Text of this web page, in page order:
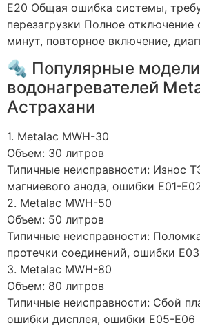
E20 Общая ошибка системы,
перезагрузки Полное отключение
минут, повторное включение,
🔩 Популярные модели
водонагревателей
Астрахани
1. Metalac MWH-30
Объем: 30 литров
Типичные неисправности: Износ
магниевого анода, ошибки E01-
2. Metalac MWH-50
Объем: 50 литров
Типичные неисправности:
протечки соединений, ошибки
3. Metalac MWH-80
Объем: 80 литров
Типичные неисправности: Сбой
ошибки дисплея, ошибки E05-E06